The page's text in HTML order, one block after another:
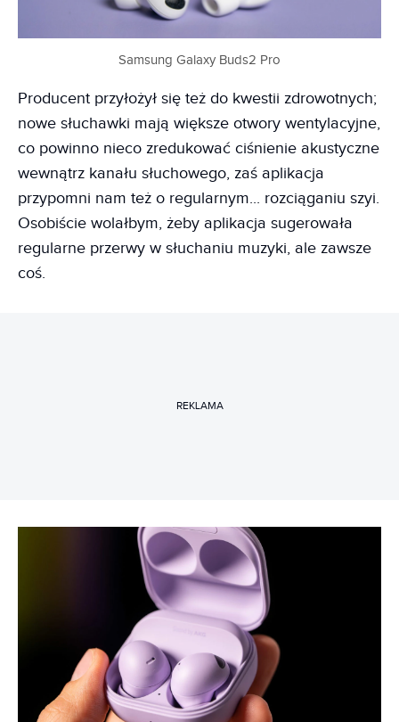
Samsung Galaxy Buds2 Pro
Producent przyłożył się też do kwestii zdrowotnych;
nowe słuchawki mają większe otwory wentylacyjne,
co powinno nieco zredukować ciśnienie akustyczne
wewnątrz kanału słuchowego, zaś aplikacja
przypomni nam też o regularnym... rozciąganiu szyi.
Osobiście wolałbym, żeby aplikacja sugerowała
regularne przerwy w słuchaniu muzyki, ale zawsze
coś.
REKLAMA